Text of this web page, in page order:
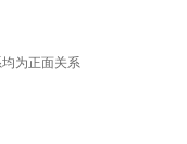
为正面关系